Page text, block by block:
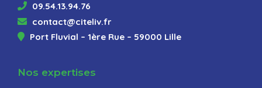
09.54.13.94.76
contact@citeliv.fr
Port Fluvial – 1ère Rue – 59000 Lille
Nos expertises